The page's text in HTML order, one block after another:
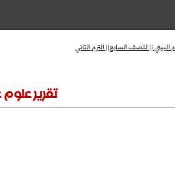
البيئي || للصف السابع|| الترم التاني
تقرير